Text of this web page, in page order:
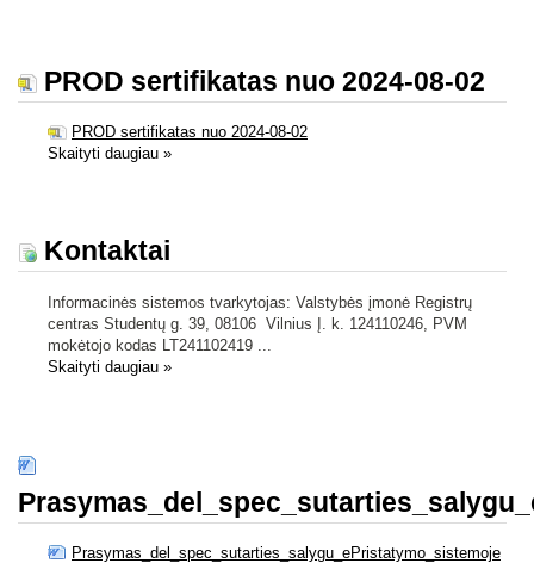
PROD sertifikatas nuo 2024-08-02
PROD sertifikatas nuo 2024-08-02
Skaityti daugiau »
Kontaktai
Informacinės sistemos tvarkytojas: Valstybės įmonė Registrų
centras Studentų g. 39, 08106 Vilnius Į. k. 124110246, PVM
mokėtojo kodas LT241102419 ...
Skaityti daugiau »
Prasymas_del_spec_sutarties_salygu_ePristatymo_sistemoje